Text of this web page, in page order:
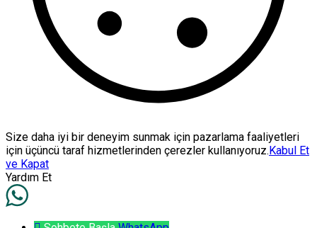
Size daha iyi bir deneyim sunmak için pazarlama faaliyetleri
için üçüncü taraf hizmetlerinden çerezler kullanıyoruz. Kabul Et
ve Kapat
Yardım Et